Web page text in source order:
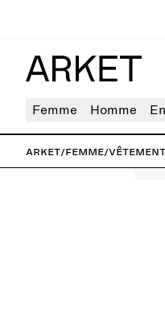
Femme Homme
ARKET/Femme/